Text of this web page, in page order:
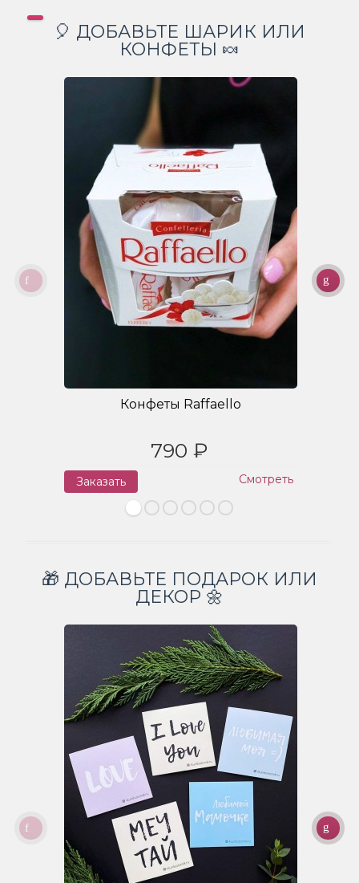
🎈 ДОБАВЬТЕ ШАРИК ИЛИ
КОНФЕТЫ 🍬
Конфеты Raffaello
790 ₽
Заказать Смотреть
🎁 ДОБАВЬТЕ ПОДАРОК ИЛИ
ДЕКОР 🌼